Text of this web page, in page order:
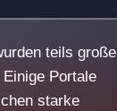
teils große
Portale
starke